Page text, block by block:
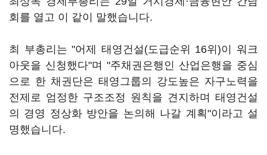
회를 열고 이 같이 말했습니다.
최 부총리는 "어제 태영건설(도급순위 16위)이 워크
아웃을 신청했다"며 "주채권은행인 산업은행을 중심
으로 한 채권단은 태영그룹의 강도높은 자구노력을
전제로 엄정한 구조조정 원칙을 견지하며 태영건설
의 경영 정상화 방안을 논의해 나갈 계획"이라고 설
명했습니다.